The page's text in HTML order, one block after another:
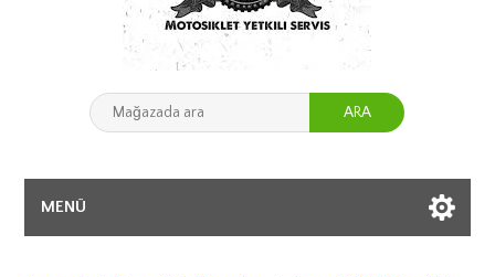
ARA
MENÜ